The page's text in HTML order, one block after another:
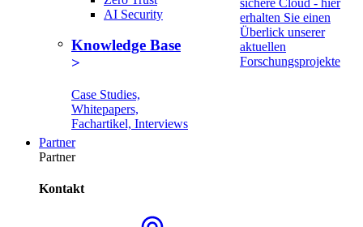
AI Security
Knowledge Base
Case Studies,
Whitepapers,
Fachartikel, Interviews
erhalten Sie einen
Überlick unserer
aktuellen
Forschungsprojekte
Partner
Partner
Kontakt